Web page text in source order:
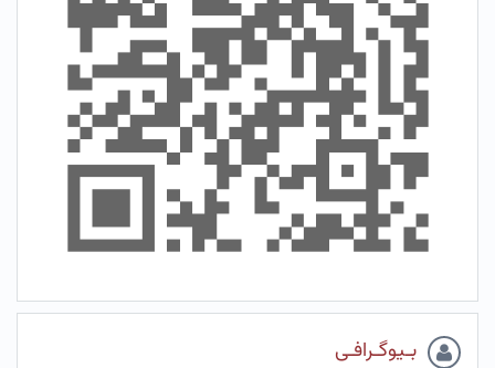
بـیوگـرافـی